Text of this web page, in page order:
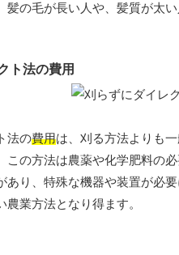
髪の毛が長い人や、髪質が太
ト法の費用
法の費用は、刈る方法よりも
この方法は農薬や化学肥料の
あり、特殊な機器や装置が必
業方法となり得ます。